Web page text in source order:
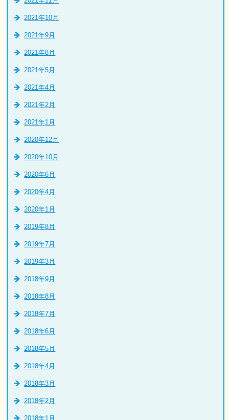
2021年10月
2021年9月
2021年8月
2021年5月
2021年4月
2021年2月
2021年1月
2020年12月
2020年10月
2020年6月
2020年4月
2020年1月
2019年8月
2019年7月
2019年3月
2018年9月
2018年8月
2018年7月
2018年6月
2018年5月
2018年4月
2018年3月
2018年2月
2018年1月